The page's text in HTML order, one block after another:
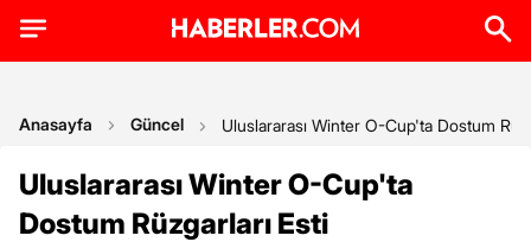
Anasayfa Güncel Uluslararası Winter O-Cup'ta Dostum
Uluslararası Winter O-Cup'ta
Dostum Rüzgarları Esti